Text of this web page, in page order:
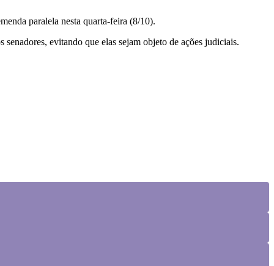
paralela nesta quarta-feira (8/10).
evitando que elas sejam objeto de ações judiciais.